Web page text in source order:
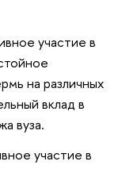
участие в
на различных
вклад в
вуза.
участие в